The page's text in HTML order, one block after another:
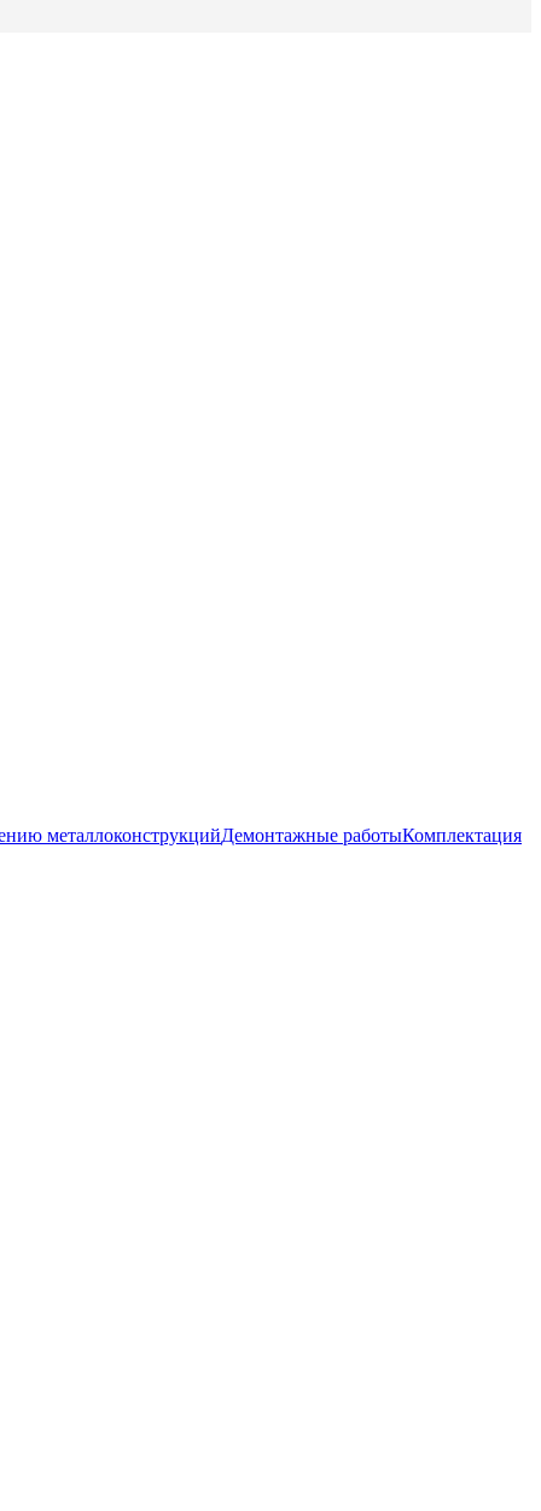
металлоконструкцийДемонтажные работыКомплектация